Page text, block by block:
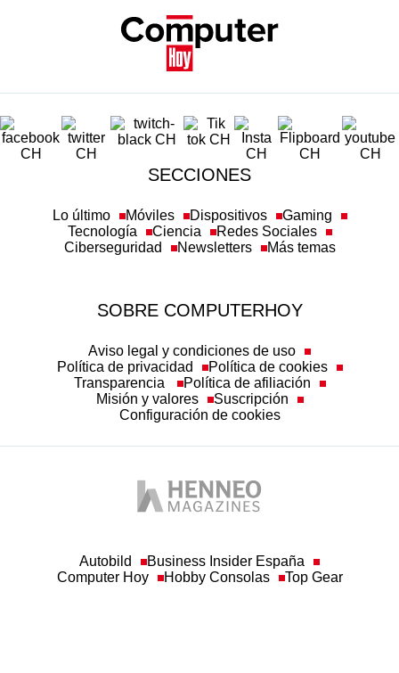
SECCIONES
Móviles Dispositivos
Aviso legal y condiciones de uso
Misión y valores
Suscripción
Configuración de cookies
Business Insider España